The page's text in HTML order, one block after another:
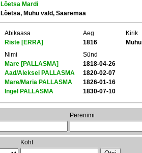
Lõetsa Mardi
Lõetsa, Muhu vald, Saaremaa
Abikaasa Aeg
Kirik
Riste [ERRA]
1816
Muhu
Nimi
Sünd
Mare [PALLASMA]
1818-04-26
Aad/Aleksei PALLASMA
1820-02-07
Mare/Maria PALLASMA
1826-01-16
Ingel PALLASMA
1830-07-10
Perenimi
Koht